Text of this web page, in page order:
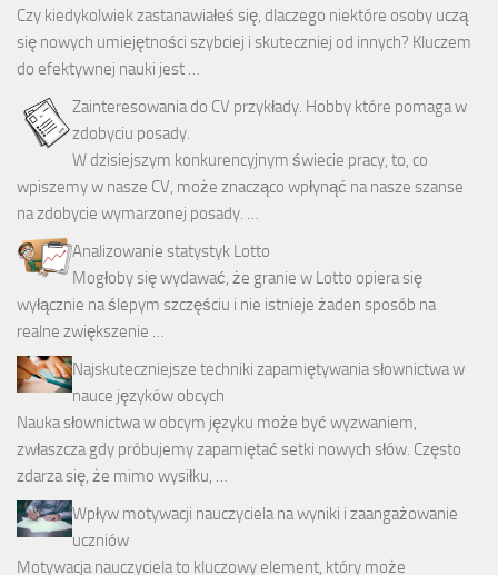
Czy kiedykolwiek zastanawiałeś się, dlaczego niektóre osoby uczą
się nowych umiejętności szybciej i skuteczniej od innych? Kluczem
do efektywnej nauki jest …
Zainteresowania do CV przykłady. Hobby które pomaga w
zdobyciu posady.
W dzisiejszym konkurencyjnym świecie pracy, to, co
wpiszemy w nasze CV, może znacząco wpłynąć na nasze szanse
na zdobycie wymarzonej posady. …
Analizowanie statystyk Lotto
Mogłoby się wydawać, że granie w Lotto opiera się
wyłącznie na ślepym szczęściu i nie istnieje żaden sposób na
realne zwiększenie …
Najskuteczniejsze techniki zapamiętywania słownictwa w
nauce języków obcych
Nauka słownictwa w obcym języku może być wyzwaniem,
zwłaszcza gdy próbujemy zapamiętać setki nowych słów. Często
zdarza się, że mimo wysiłku, …
Wpływ motywacji nauczyciela na wyniki i zaangażowanie
uczniów
Motywacja nauczyciela to kluczowy element, który może